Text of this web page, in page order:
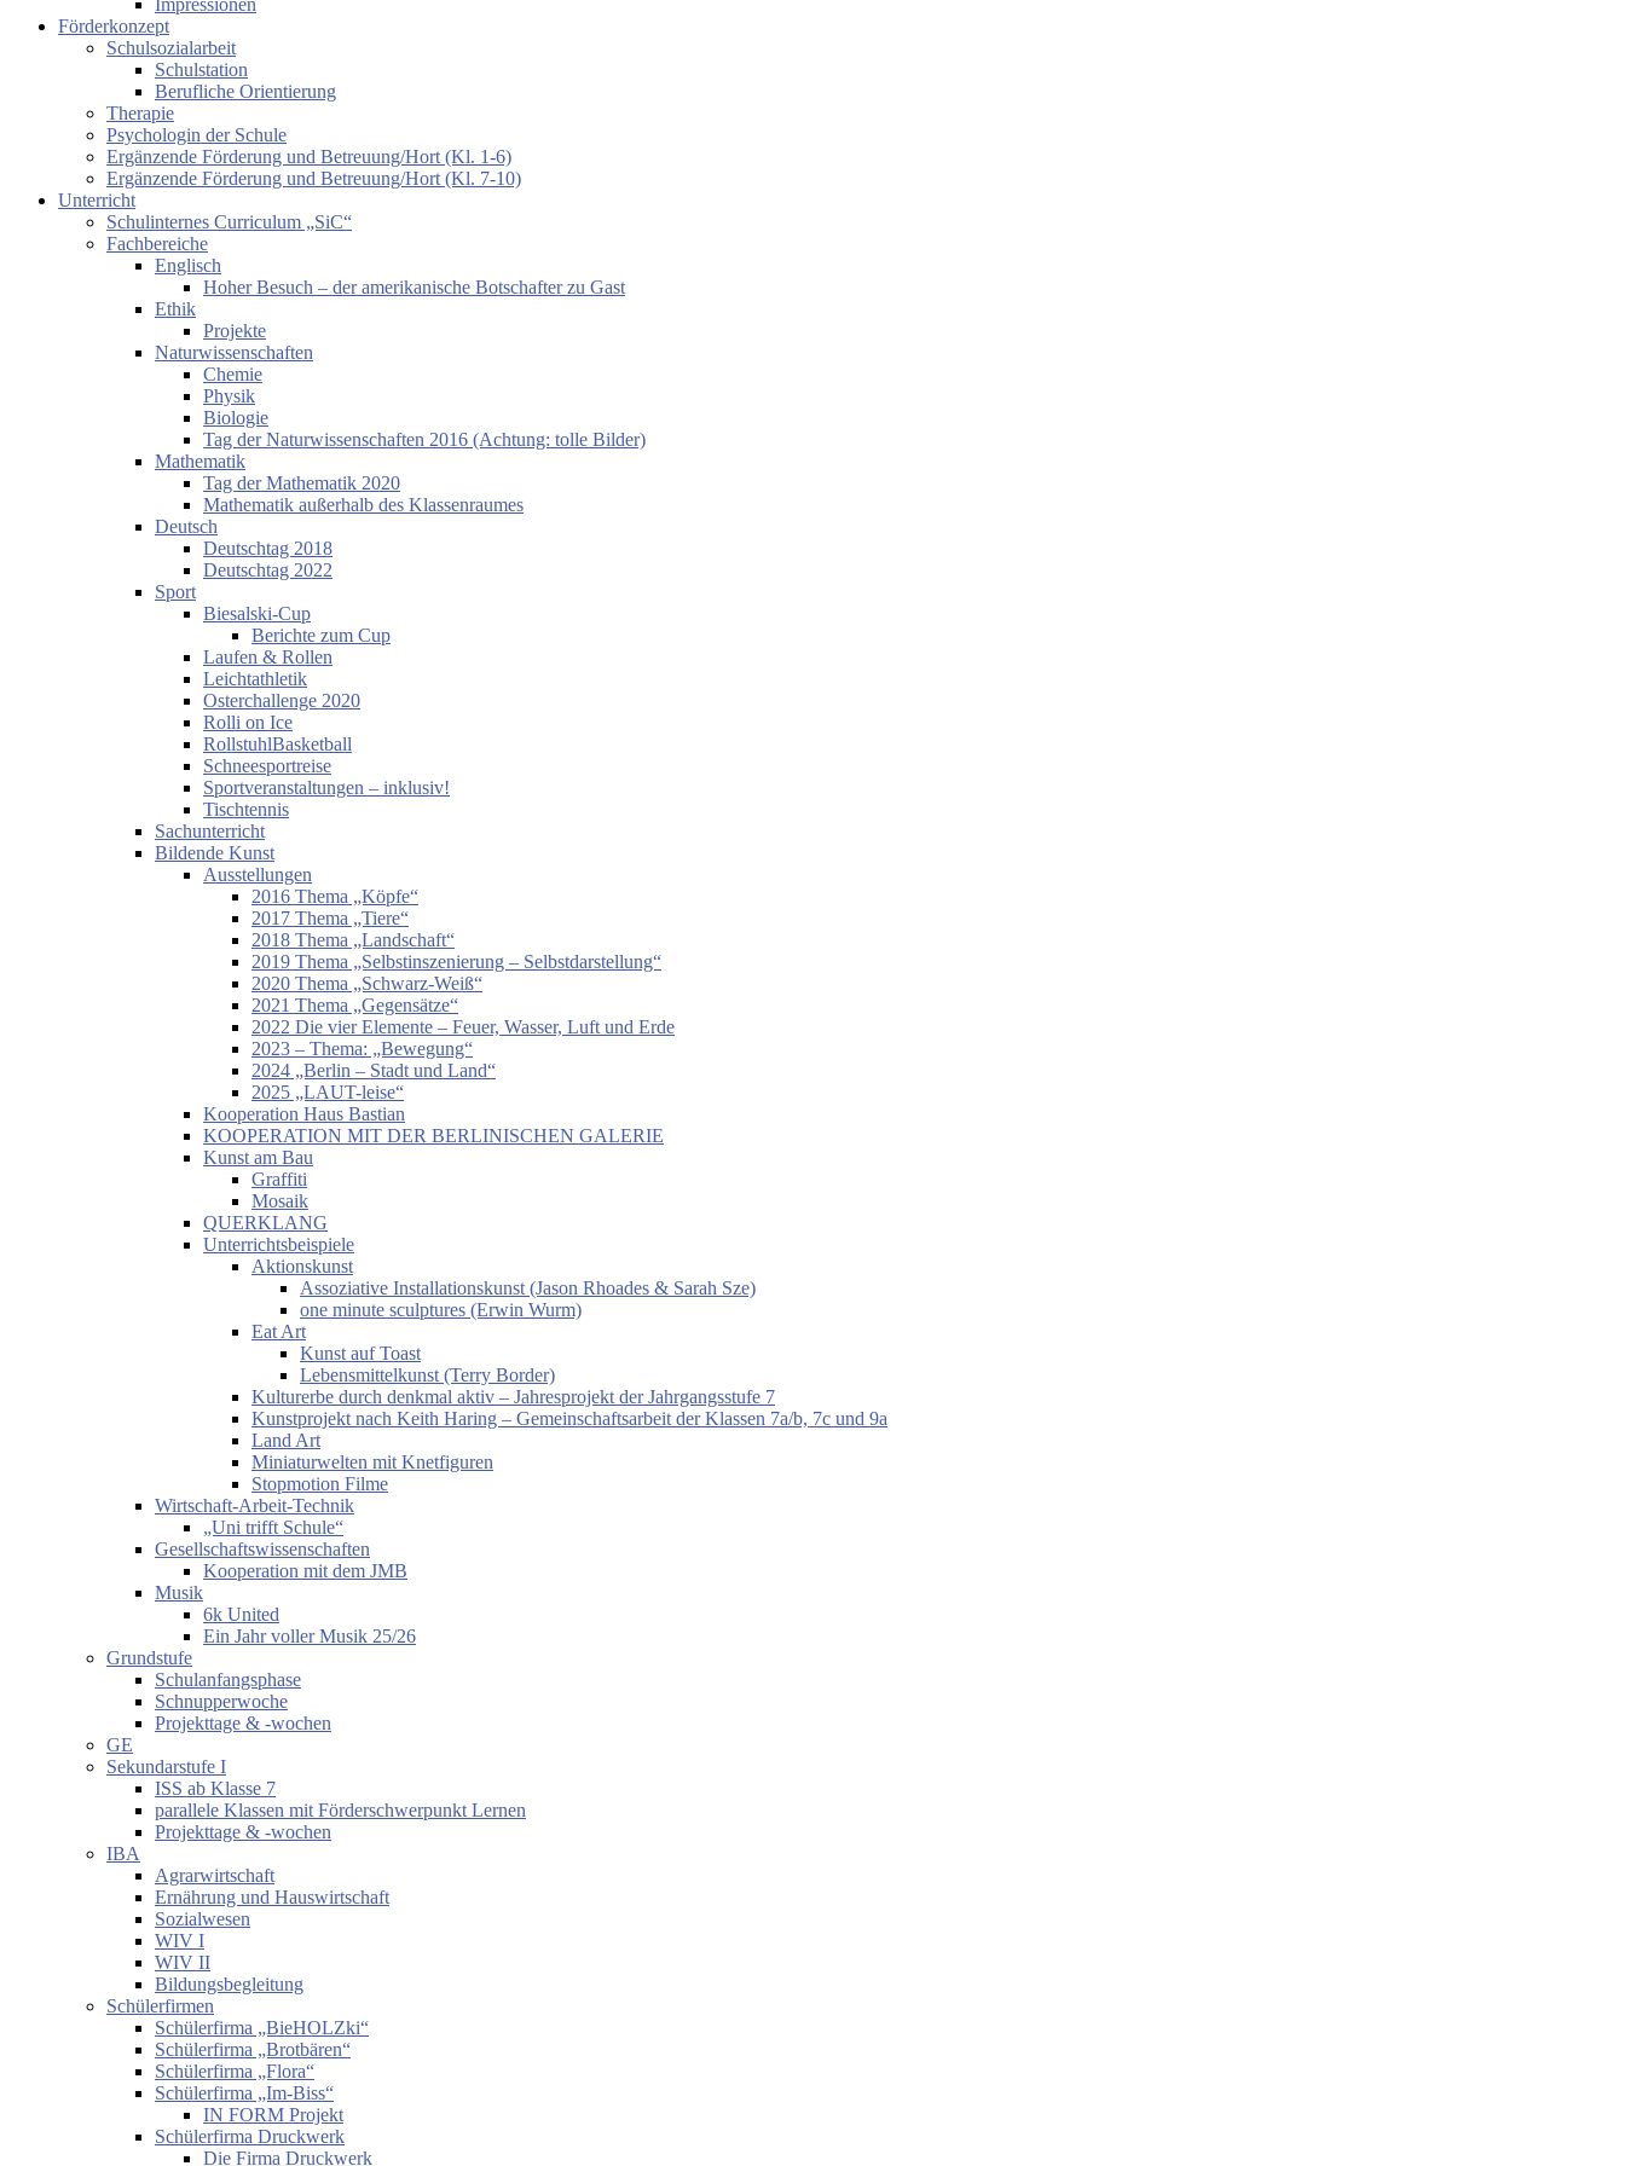
Impressionen
Förderkonzept
Schulsozialarbeit
Schulstation
Berufliche Orientierung
Therapie
Psychologin der Schule
Ergänzende Förderung und Betreuung/Hort (Kl. 1-6)
Ergänzende Förderung und Betreuung/Hort (Kl. 7-10)
Unterricht
Schulinternes Curriculum „SiC“
Fachbereiche
Englisch
Hoher Besuch – der amerikanische Botschafter zu Gast
Ethik
Projekte
Naturwissenschaften
Chemie
Physik
Biologie
Tag der Naturwissenschaften 2016 (Achtung: tolle Bilder)
Mathematik
Tag der Mathematik 2020
Mathematik außerhalb des Klassenraumes
Deutsch
Deutschtag 2018
Deutschtag 2022
Sport
Biesalski-Cup
Berichte zum Cup
Laufen & Rollen
Leichtathletik
Osterchallenge 2020
Rolli on Ice
RollstuhlBasketball
Schneesportreise
Sportveranstaltungen – inklusiv!
Tischtennis
Sachunterricht
Bildende Kunst
Ausstellungen
2016 Thema „Köpfe“
2017 Thema „Tiere“
2018 Thema „Landschaft“
2019 Thema „Selbstinszenierung – Selbstdarstellung“
2020 Thema „Schwarz-Weiß“
2021 Thema „Gegensätze“
2022 Die vier Elemente – Feuer, Wasser, Luft und Erde
2023 – Thema: „Bewegung“
2024 „Berlin – Stadt und Land“
2025 „LAUT-leise“
Kooperation Haus Bastian
KOOPERATION MIT DER BERLINISCHEN GALERIE
Kunst am Bau
Graffiti
Mosaik
QUERKLANG
Unterrichtsbeispiele
Aktionskunst
Assoziative Installationskunst (Jason Rhoades & Sarah Sze)
one minute sculptures (Erwin Wurm)
Eat Art
Kunst auf Toast
Lebensmittelkunst (Terry Border)
Kulturerbe durch denkmal aktiv – Jahresprojekt der Jahrgangsstufe 7
Kunstprojekt nach Keith Haring – Gemeinschaftsarbeit der Klassen 7a/b, 7c und 9a
Land Art
Miniaturwelten mit Knetfiguren
Stopmotion Filme
Wirtschaft-Arbeit-Technik
„Uni trifft Schule“
Gesellschaftswissenschaften
Kooperation mit dem JMB
Musik
6k United
Ein Jahr voller Musik 25/26
Grundstufe
Schulanfangsphase
Schnupperwoche
Projekttage & -wochen
GE
Sekundarstufe I
ISS ab Klasse 7
parallele Klassen mit Förderschwerpunkt Lernen
Projekttage & -wochen
IBA
Agrarwirtschaft
Ernährung und Hauswirtschaft
Sozialwesen
WIV I
WIV II
Bildungsbegleitung
Schülerfirmen
Schülerfirma „BieHOLZki“
Schülerfirma „Brotbären“
Schülerfirma „Flora“
Schülerfirma „Im-Biss“
IN FORM Projekt
Schülerfirma Druckwerk
Die Firma Druckwerk